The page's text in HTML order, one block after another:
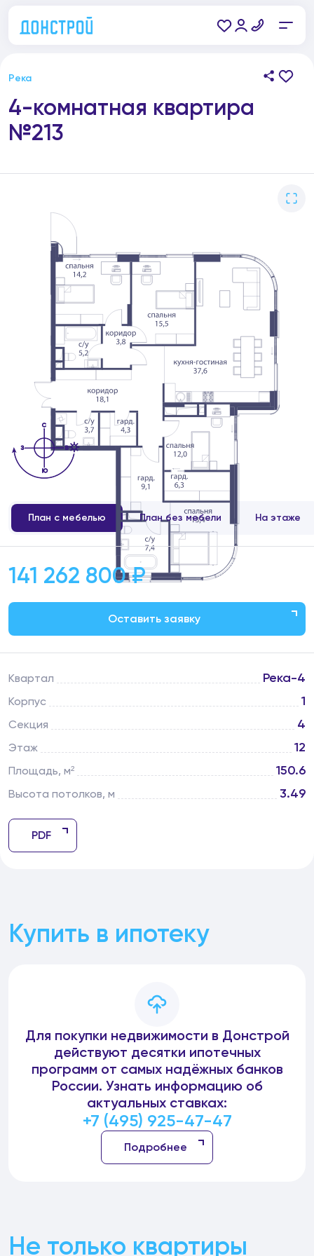
Река
4-комнатная квартира
№213
План с мебелью План без мебели На этаже
Квартал Река-4
Корпус 1
Секция 4
Этаж 12
Площадь, м² 150.6
Высота потолков, м 3.49
PDF
141 262 800 ₽
Оставить заявку
Купить в ипотеку
Для покупки недвижимости в Донстрой
действуют десятки ипотечных
программ от самых надёжных банков
России. Узнать информацию об
актуальных ставках:
+7 (495) 925-47-47
Подробнее
Не только квартиры